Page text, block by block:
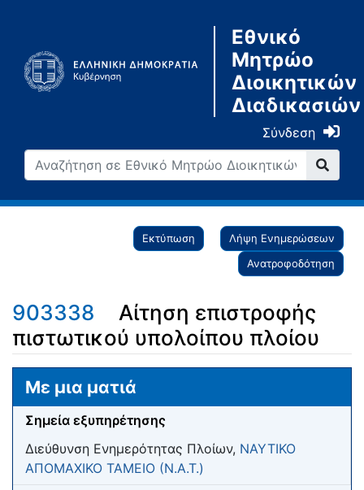
Εθνικό
Μητρώο
Διοικητικών
Διαδικασιών
Σύνδεση
Εκτύπωση
Λήψη Ενημερώσεων
Ανατροφοδότηση
903338
Αίτηση επιστροφής
πιστωτικού υπολοίπου πλοίου
Μετάβαση σε: πλοήγηση
Με μια ματιά
Σημεία εξυπηρέτησης
Διεύθυνση Ενημερότητας Πλοίων, ΝΑΥΤΙΚΟ
ΑΠΟΜΑΧΙΚΟ ΤΑΜΕΙΟ (Ν.Α.Τ.)